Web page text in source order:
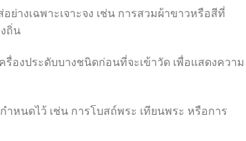
างเฉพาะเจาะจง เช่น การสวมผ้าขาวหรือสีที่
ถิ่น
รื่องประดับบางชนิดก่อนที่จะเข้าวัด เพื่อแสดงความ
หนดไว้ เช่น การโบสถ์พระ เทียนพระ หรือการ